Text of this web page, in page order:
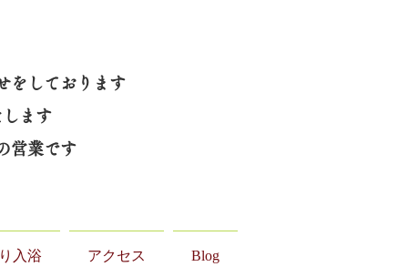
をしております
ます
営業です
入浴 アクセス Blog